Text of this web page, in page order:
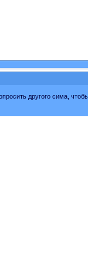
другого сима,